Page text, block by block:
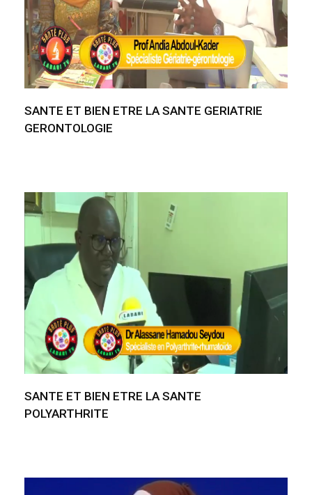
SANTE ET BIEN ETRE LA SANTE GERIATRIE
GERONTOLOGIE
SANTE ET BIEN ETRE LA SANTE
POLYARTHRITE